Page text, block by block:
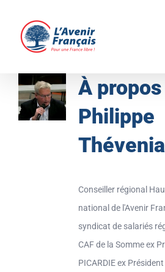
contenu
À
Philippe
Conseiller régional
national de l'Avenir
syndicat de salariés
CAF de la Somme ex
PICARDIE ex